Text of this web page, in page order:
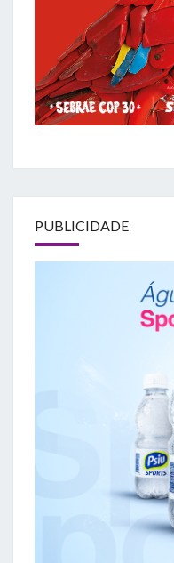
PUBLICIDADE